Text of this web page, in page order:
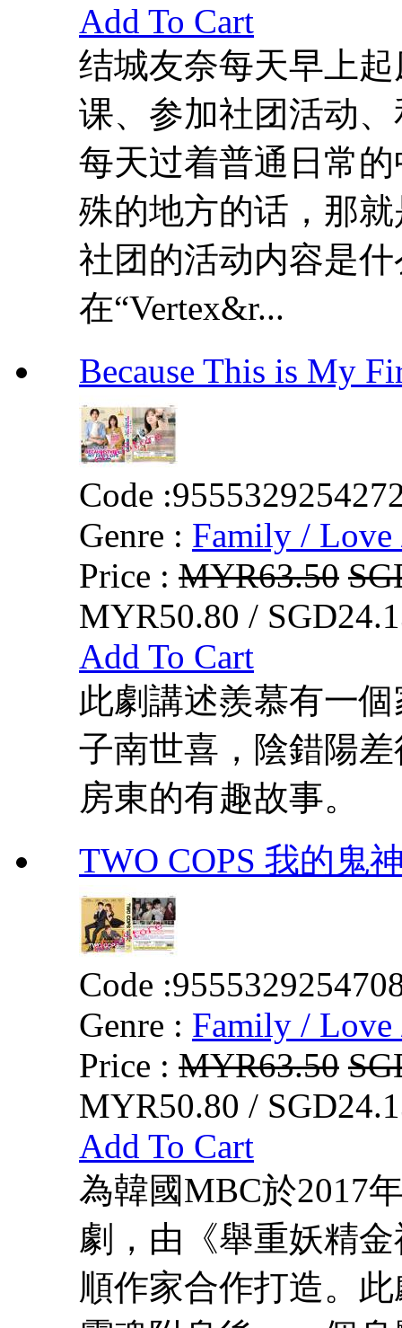
Add To Cart
结城友奈每天早上
课、参加社团活动
每天过着普通日常
殊的地方的话，那
社团的活动内容是
在“Vertex&r...
Because This is My
Code :
Genre : Family / Love
Price : MYR63.50
MYR50.80 /
Add To Cart
此劇講述羨慕有一
子南世喜，陰錯陽
房東的有趣故事。
TWO COPS 我的鬼
Code :
Genre : Family / Love
Price : MYR63.50
MYR50.80 /
Add To Cart
為韓國MBC於2017
劇，由《舉重妖精
順作家合作打造。